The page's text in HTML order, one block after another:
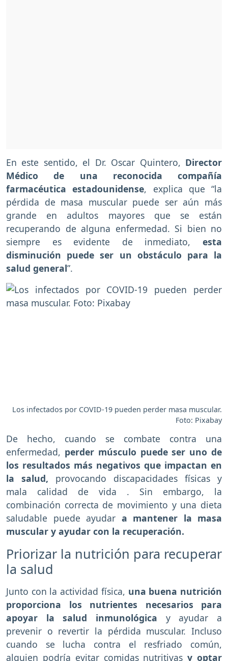
En este sentido, el Dr. Oscar Quintero, Director
Médico de una reconocida compañía
farmacéutica estadounidense, explica que “la
pérdida de masa muscular puede ser aún más
grande en adultos mayores que se están
recuperando de alguna enfermedad. Si bien no
siempre es evidente de inmediato, esta
disminución puede ser un obstáculo para la
salud general”.
Los infectados por COVID-19 pueden perder masa muscular.
Foto: Pixabay
De hecho, cuando se combate contra una
enfermedad, perder músculo puede ser uno de
los resultados más negativos que impactan en
la salud, provocando discapacidades físicas y
mala calidad de vida . Sin embargo, la
combinación correcta de movimiento y una dieta
saludable puede ayudar a mantener la masa
muscular y ayudar con la recuperación.
Priorizar la nutrición para recuperar
la salud
Junto con la actividad física, una buena nutrición
proporciona los nutrientes necesarios para
apoyar la salud inmunológica y ayudar a
prevenir o revertir la pérdida muscular. Incluso
cuando se lucha contra el resfriado común,
alguien podría evitar comidas nutritivasy optar